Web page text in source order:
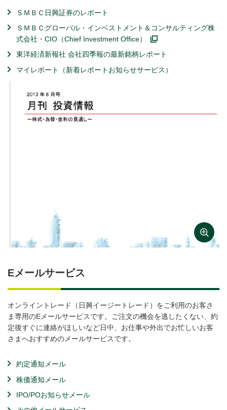
ＳＭＢＣ日興証券のレポート
ＳＭＢＣグローバル・インベストメント＆コンサルティング株
式会社・CIO（Chief Investment Office）
東洋経済新報社 会社四季報の最新銘柄レポート
マイレポート（新着レポートお知らせサービス）
Eメールサービス
オンライントレード（日興イージートレード）をご利用のお客さ
ま専用のEメールサービスです。ご注文の機会を逃したくない、約
定後すぐに連絡がほしいなど日中、お仕事や外出でお忙しいお客
さまへおすすめのメールサービスです。
約定通知メール
株価通知メール
IPO/POお知らせメール